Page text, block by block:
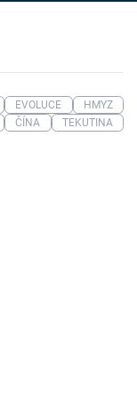
EVOLUCE
HMYZ
ČÍNA TEKUTINA